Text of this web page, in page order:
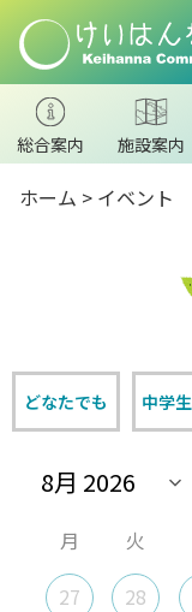
総合案内 施設案内
ホーム > イベント
どなたでも 中学
月 火
27
28